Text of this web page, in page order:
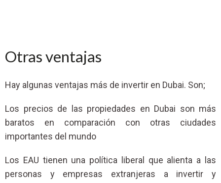
Otras ventajas
Hay algunas ventajas más de invertir en Dubai. Son;
Los precios de las propiedades en Dubai son más
baratos en comparación con otras ciudades
importantes del mundo
Los EAU tienen una política liberal que alienta a las
personas y empresas extranjeras a invertir y